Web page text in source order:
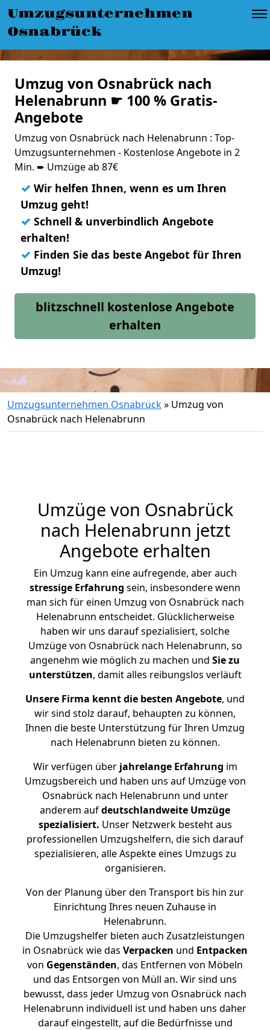
Umzugsunternehmen
Osnabrück
Umzug von Osnabrück nach
Helenabrunn ☛ 100 % Gratis-
Angebote
Umzug von Osnabrück nach Helenabrunn : Top-
Umzugsunternehmen - Kostenlose Angebote in 2
Min. ➨ Umzüge ab 87€
✓ Wir helfen Ihnen, wenn es um Ihren
Umzug geht!
✓ Schnell & unverbindlich Angebote
erhalten!
✓ Finden Sie das beste Angebot für Ihren
Umzug!
blitzschnell kostenlose Angebote
erhalten
Umzugsunternehmen Osnabrück» Umzug von
Osnabrück nach Helenabrunn
Umzüge von Osnabrück
nach Helenabrunn jetzt
Angebote erhalten
Ein Umzug kann eine aufregende, aber auch
stressige Erfahrung sein, insbesondere wenn
man sich für einen Umzug von Osnabrück nach
Helenabrunn entscheidet. Glücklicherweise
haben wir uns darauf spezialisiert, solche
Umzüge von Osnabrück nach Helenabrunn, so
angenehm wie möglich zu machen und Sie zu
unterstützen, damit alles reibungslos verläuft
Unsere Firma kennt die besten Angebote, und
wir sind stolz darauf, behaupten zu können,
Ihnen die beste Unterstützung für Ihren Umzug
nach Helenabrunn bieten zu können.
Wir verfügen überjahrelange Erfahrung im
Umzugsbereich und haben uns auf Umzüge von
Osnabrück nach Helenabrunn und unter
anderem aufdeutschlandweite Umzüge
spezialisiert. Unser Netzwerk besteht aus
professionellen Umzugshelfern, die sich darauf
spezialisieren, alle Aspekte eines Umzugs zu
organisieren.
Von der Planung über den Transport bis hin zur
Einrichtung Ihres neuen Zuhause in
Helenabrunn.
Die Umzugshelfer bieten auch Zusatzleistungen
in Osnabrück wie das Verpacken und Entpacken
von Gegenständen, das Entfernen von Möbeln
und das Entsorgen von Müll an. Wir sind uns
bewusst, dass jeder Umzug von Osnabrück nach
Helenabrunn individuell ist und haben uns daher
darauf eingestellt, auf die Bedürfnisse und